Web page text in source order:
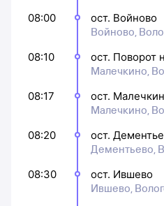
08:00
ост. Войново
Войново,
08:10
ост. Поворот
Малечкино,
08:17
ост.
Малечкино,
08:20
ост.
Дементьево,
08:30
ост. Ившево
Ившево,